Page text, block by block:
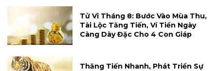
Tử Vi Tháng 8: Bước Vào Mùa Thu,
Tài Lộc Tăng Tiến, Ví Tiền Ngày
Càng Dày Đặc Cho 4 Con Giáp
Thăng Tiến Nhanh, Phát Triển Sự